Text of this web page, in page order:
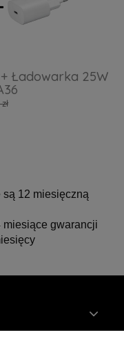
+ Ładowarka 25W
12 miesięczną
miesiące gwarancji